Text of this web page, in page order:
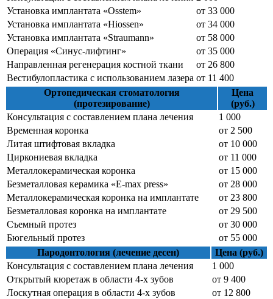
Установка имплантата «Osstem»
от 33 000
Установка имплантата «Hiossen»
от 34 000
Установка имплантата «Straumann»
от 58 000
Операция «Синус-лифтинг»
от 35 000
Направленная регенерация костной ткани
от 26 800
Вестибулопластика с использованием лазера от 11 400
Ортопедическая стоматология
(протезирование)
Цена
(руб.)
Консультация с составлением плана лечения
1 000
Временная коронка
от 2 500
Литая штифтовая вкладка
от 10 000
Циркониевая вкладка
от 11 000
Металлокерамическая коронка
от 15 000
Безметалловая керамика «E-max press»
от 28 000
Металлокерамическая коронка на имплантате
от 23 800
Безметалловая коронка на имплантате
от 29 500
Съемный протез
от 30 000
Бюгельный протез
от 55 000
Пародонтология (лечение десен)
Цена (руб.)
Консультация с составлением плана лечения
1 000
Открытый кюретаж в области 4-х зубов
от 9 400
Лоскутная операция в области 4-х зубов
от 12 800